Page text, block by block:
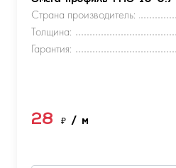
Страна производитель:
Толщина:
Гарантия:
28 ₽ / м